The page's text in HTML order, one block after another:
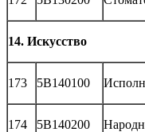
14. Искусство
173 5B140100
174 5B140200